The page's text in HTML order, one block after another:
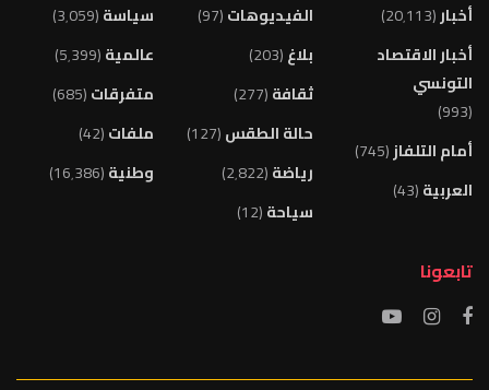
أخبار(20٬113)
أخبار الاقتصاد
التونسي
(993)
أمام التلفاز(745)
العربية(43)
الفيديوهات(97)
بلاغ(203)
ثقافة(277)
حالة الطقس(127)
رياضة(2٬822)
سياحة(12)
سياسة(3٬059)
عالمية(5٬399)
متفرقات(685)
ملفات(42)
وطنية(16٬386)
تابعونا